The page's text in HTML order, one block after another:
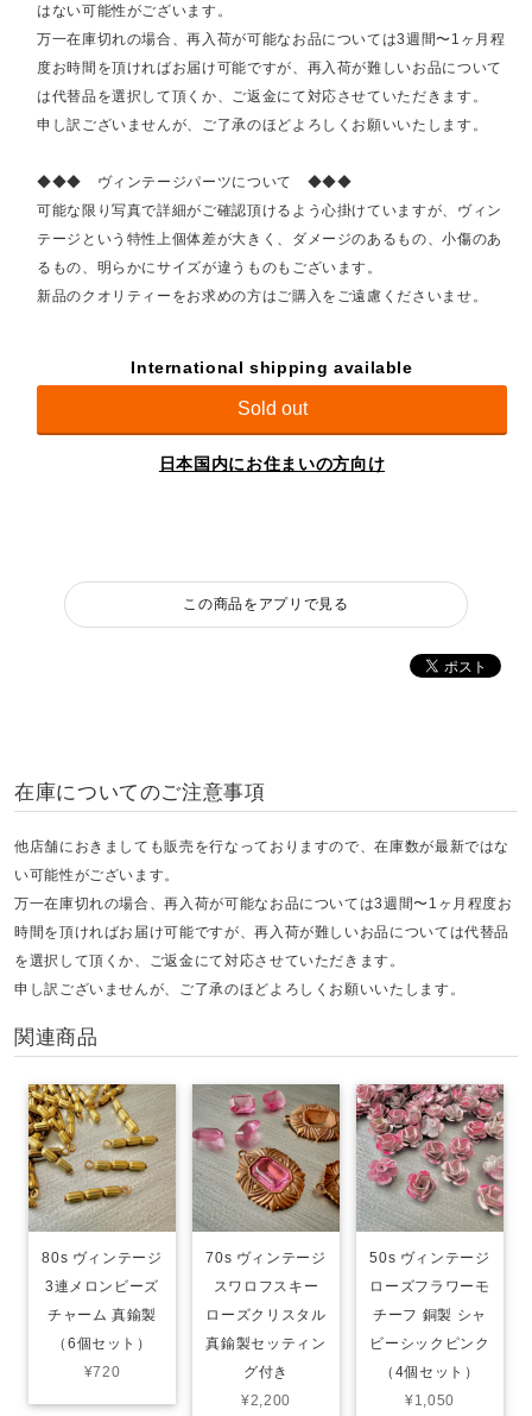
はない可能性がございます。
万一在庫切れの場合、再入荷が可能なお品については3週間〜1ヶ月程
度お時間を頂ければお届け可能ですが、再入荷が難しいお品について
は代替品を選択して頂くか、ご返金にて対応させていただきます。
申し訳ございませんが、ご了承のほどよろしくお願いいたします。
◆◆◆ ヴィンテージパーツについて ◆◆◆
可能な限り写真で詳細がご確認頂けるよう心掛けていますが、ヴィン
テージという特性上個体差が大きく、ダメージのあるもの、小傷のあ
るもの、明らかにサイズが違うものもございます。
新品のクオリティーをお求めの方はご購入をご遠慮くださいませ。
International shipping available
Sold out
日本国内にお住まいの方向け
この商品をアプリで見る
在庫についてのご注意事項
他店舗におきましても販売を行なっておりますので、在庫数が最新ではな
い可能性がございます。
万一在庫切れの場合、再入荷が可能なお品については3週間〜1ヶ月程度お
時間を頂ければお届け可能ですが、再入荷が難しいお品については代替品
を選択して頂くか、ご返金にて対応させていただきます。
申し訳ございませんが、ご了承のほどよろしくお願いいたします。
関連商品
80s ヴィンテージ
3連メロンビーズ
チャーム 真鍮製
（6個セット）
¥720
70s ヴィンテージ
スワロフスキー
ローズクリスタル
真鍮製セッティン
グ付き
¥2,200
50s ヴィンテージ
ローズフラワーモ
チーフ 銅製 シャ
ビーシックピンク
（4個セット）
¥1,050